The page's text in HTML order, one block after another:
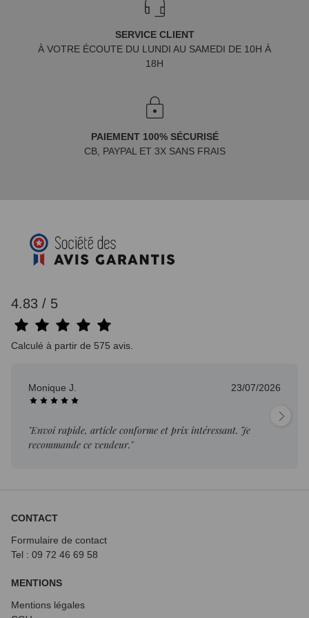
SERVICE CLIENT
À VOTRE ÉCOUTE DU LUNDI AU SAMEDI DE 10H À
18H
PAIEMENT 100% SÉCURISÉ
CB, PAYPAL ET 3X SANS FRAIS
4.83 / 5
Calculé à partir de 575 avis.
Monique J. 23/07/2026
"Envoi rapide, article conforme et prix intéressant. Je
recommande ce vendeur."
CONTACT
Formulaire de contact
Tel : 09 72 46 69 58
MENTIONS
Mentions légales